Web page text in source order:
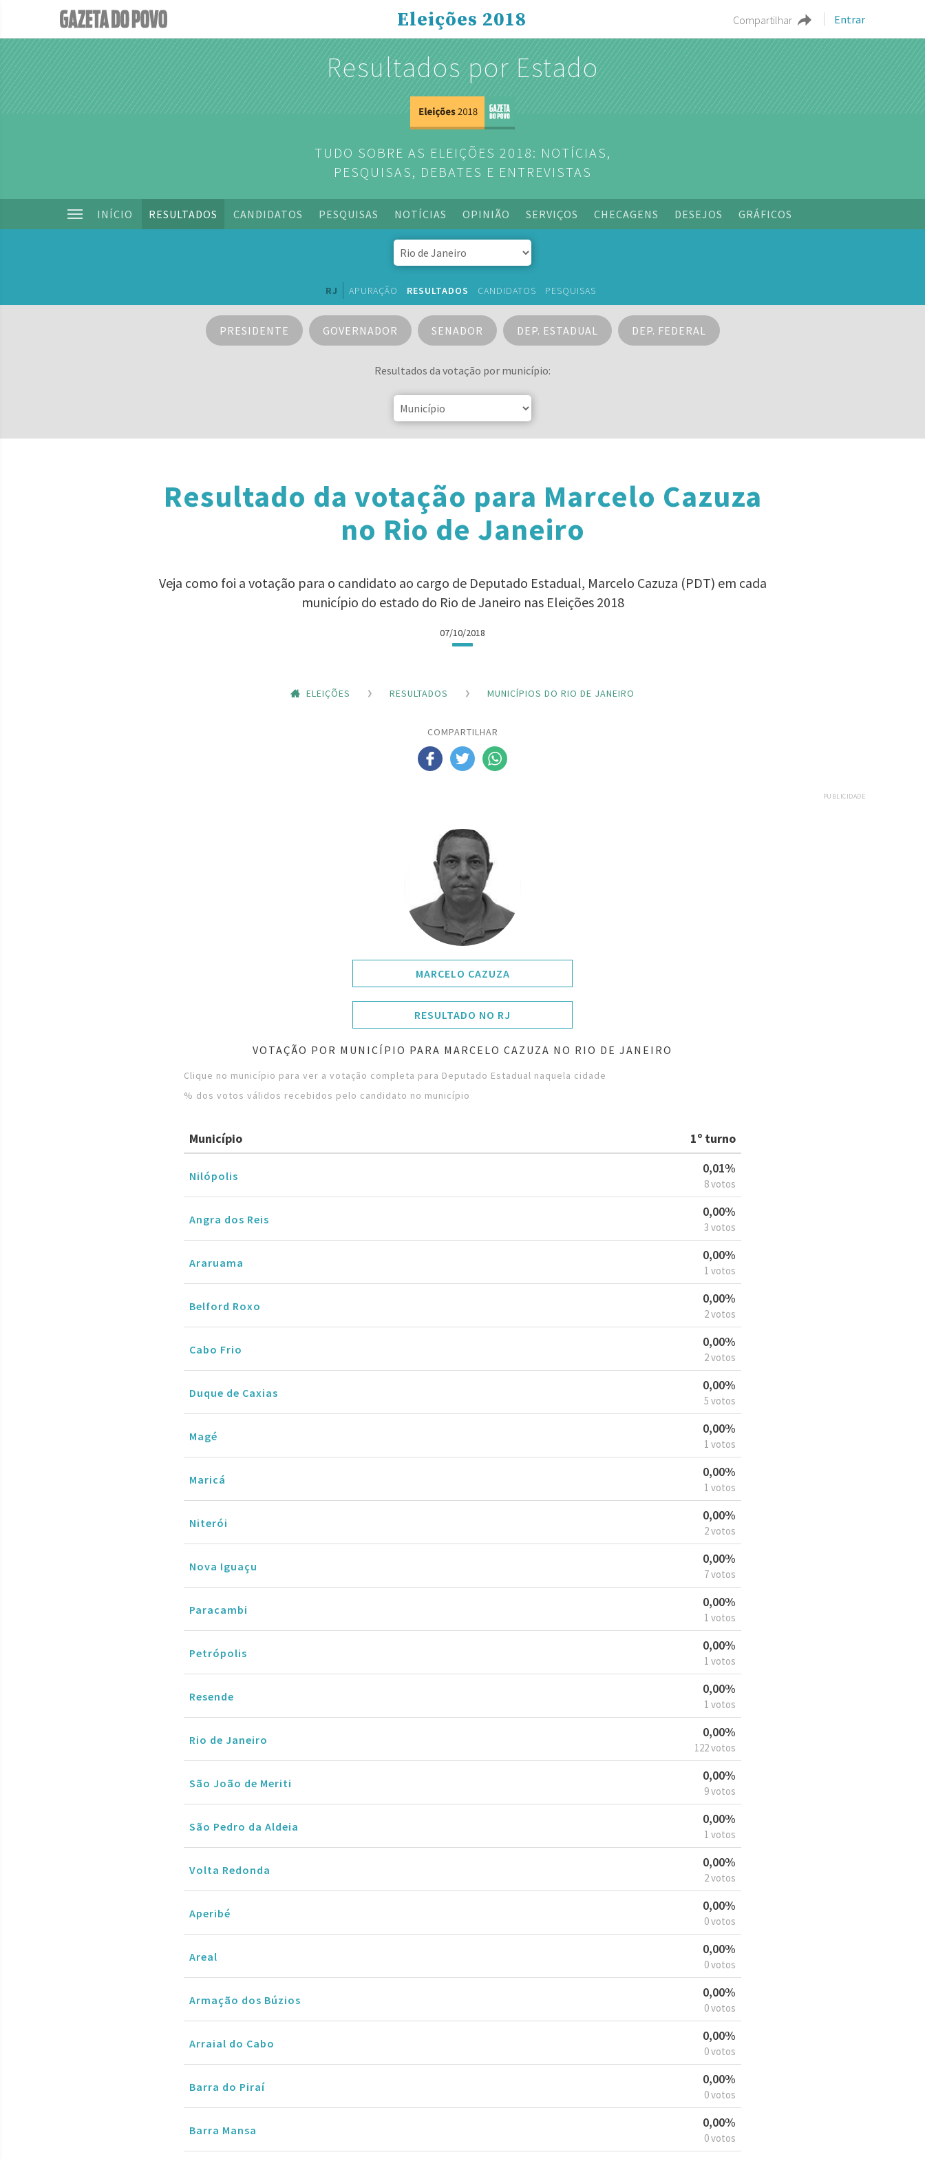
Compartilhar Entrar
Eleições 2018
Resultados por Estado
TUDO SOBRE AS ELEIÇÕES 2018: NOTÍCIAS,
PESQUISAS, DEBATES E ENTREVISTAS
INÍCIO RESULTADOS CANDIDATOS PESQUISAS NOTÍCIAS OPINIÃO SERVIÇOS CHECAGENS DESEJOS GRÁFICOS
RJ APURAÇÃO RESULTADOS CANDIDATOS PESQUISAS
PRESIDENTE GOVERNADOR SENADOR DEP. ESTADUAL DEP. FEDERAL
Resultados da votação por município:
Resultado da votação para Marcelo Cazuza
no Rio de Janeiro
Veja como foi a votação para o candidato ao cargo de Deputado Estadual, Marcelo Cazuza (PDT) em cada
município do estado do Rio de Janeiro nas Eleições 2018
07/10/2018
ELEIÇÕES RESULTADOS MUNICÍPIOS DO RIO DE JANEIRO
COMPARTILHAR
PUBLICIDADE
MARCELO CAZUZA
RESULTADO NO RJ
VOTAÇÃO POR MUNICÍPIO PARA MARCELO CAZUZA NO RIO DE JANEIRO
Clique no município para ver a votação completa para Deputado Estadual naquela cidade
% dos votos válidos recebidos pelo candidato no município
Município 1º turno
Nilópolis
0,01%
8 votos
Angra dos Reis
0,00%
3 votos
Araruama
0,00%
1 votos
Belford Roxo
0,00%
2 votos
Cabo Frio
0,00%
2 votos
Duque de Caxias
0,00%
5 votos
Magé
0,00%
1 votos
Maricá
0,00%
1 votos
Niterói
0,00%
2 votos
Nova Iguaçu
0,00%
7 votos
Paracambi
0,00%
1 votos
Petrópolis
0,00%
1 votos
Resende
0,00%
1 votos
Rio de Janeiro
0,00%
122 votos
São João de Meriti
0,00%
9 votos
São Pedro da Aldeia
0,00%
1 votos
Volta Redonda
0,00%
2 votos
Aperibé
0,00%
0 votos
Areal
0,00%
0 votos
Armação dos Búzios
0,00%
0 votos
Arraial do Cabo
0,00%
0 votos
Barra do Piraí
0,00%
0 votos
Barra Mansa
0,00%
0 votos